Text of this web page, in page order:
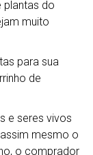
plantas do
muito
para sua
de
e seres vivos
mesmo o
o comprador